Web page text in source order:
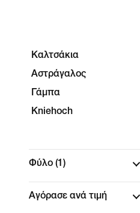
Καλτσάκια
Αστράγαλος
Γάμπα
Kniehoch
Φύλο (1)
Αγόρασε ανά τιμή